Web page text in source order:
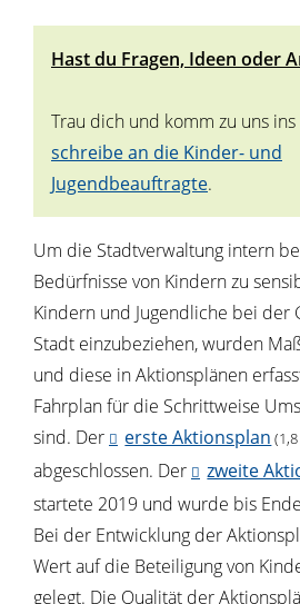
Hast du Fragen, Ideen oder
Trau dich und komm zu uns
schreibe an die Kinder- und
Jugendbeauftragte.
Um die Stadtverwaltung intern
Bedürfnisse von Kindern zu
Kindern und Jugendliche bei der
Stadt einzubeziehen, wurden
und diese in Aktionsplänen
Fahrplan für die Schrittweise
sind. Der
erste Aktionsplan (1,8
abgeschlossen. Der
zweite
startete 2019 und wurde bis
Bei der Entwicklung der
Wert auf die Beteiligung von
gelegt. Die Qualität der